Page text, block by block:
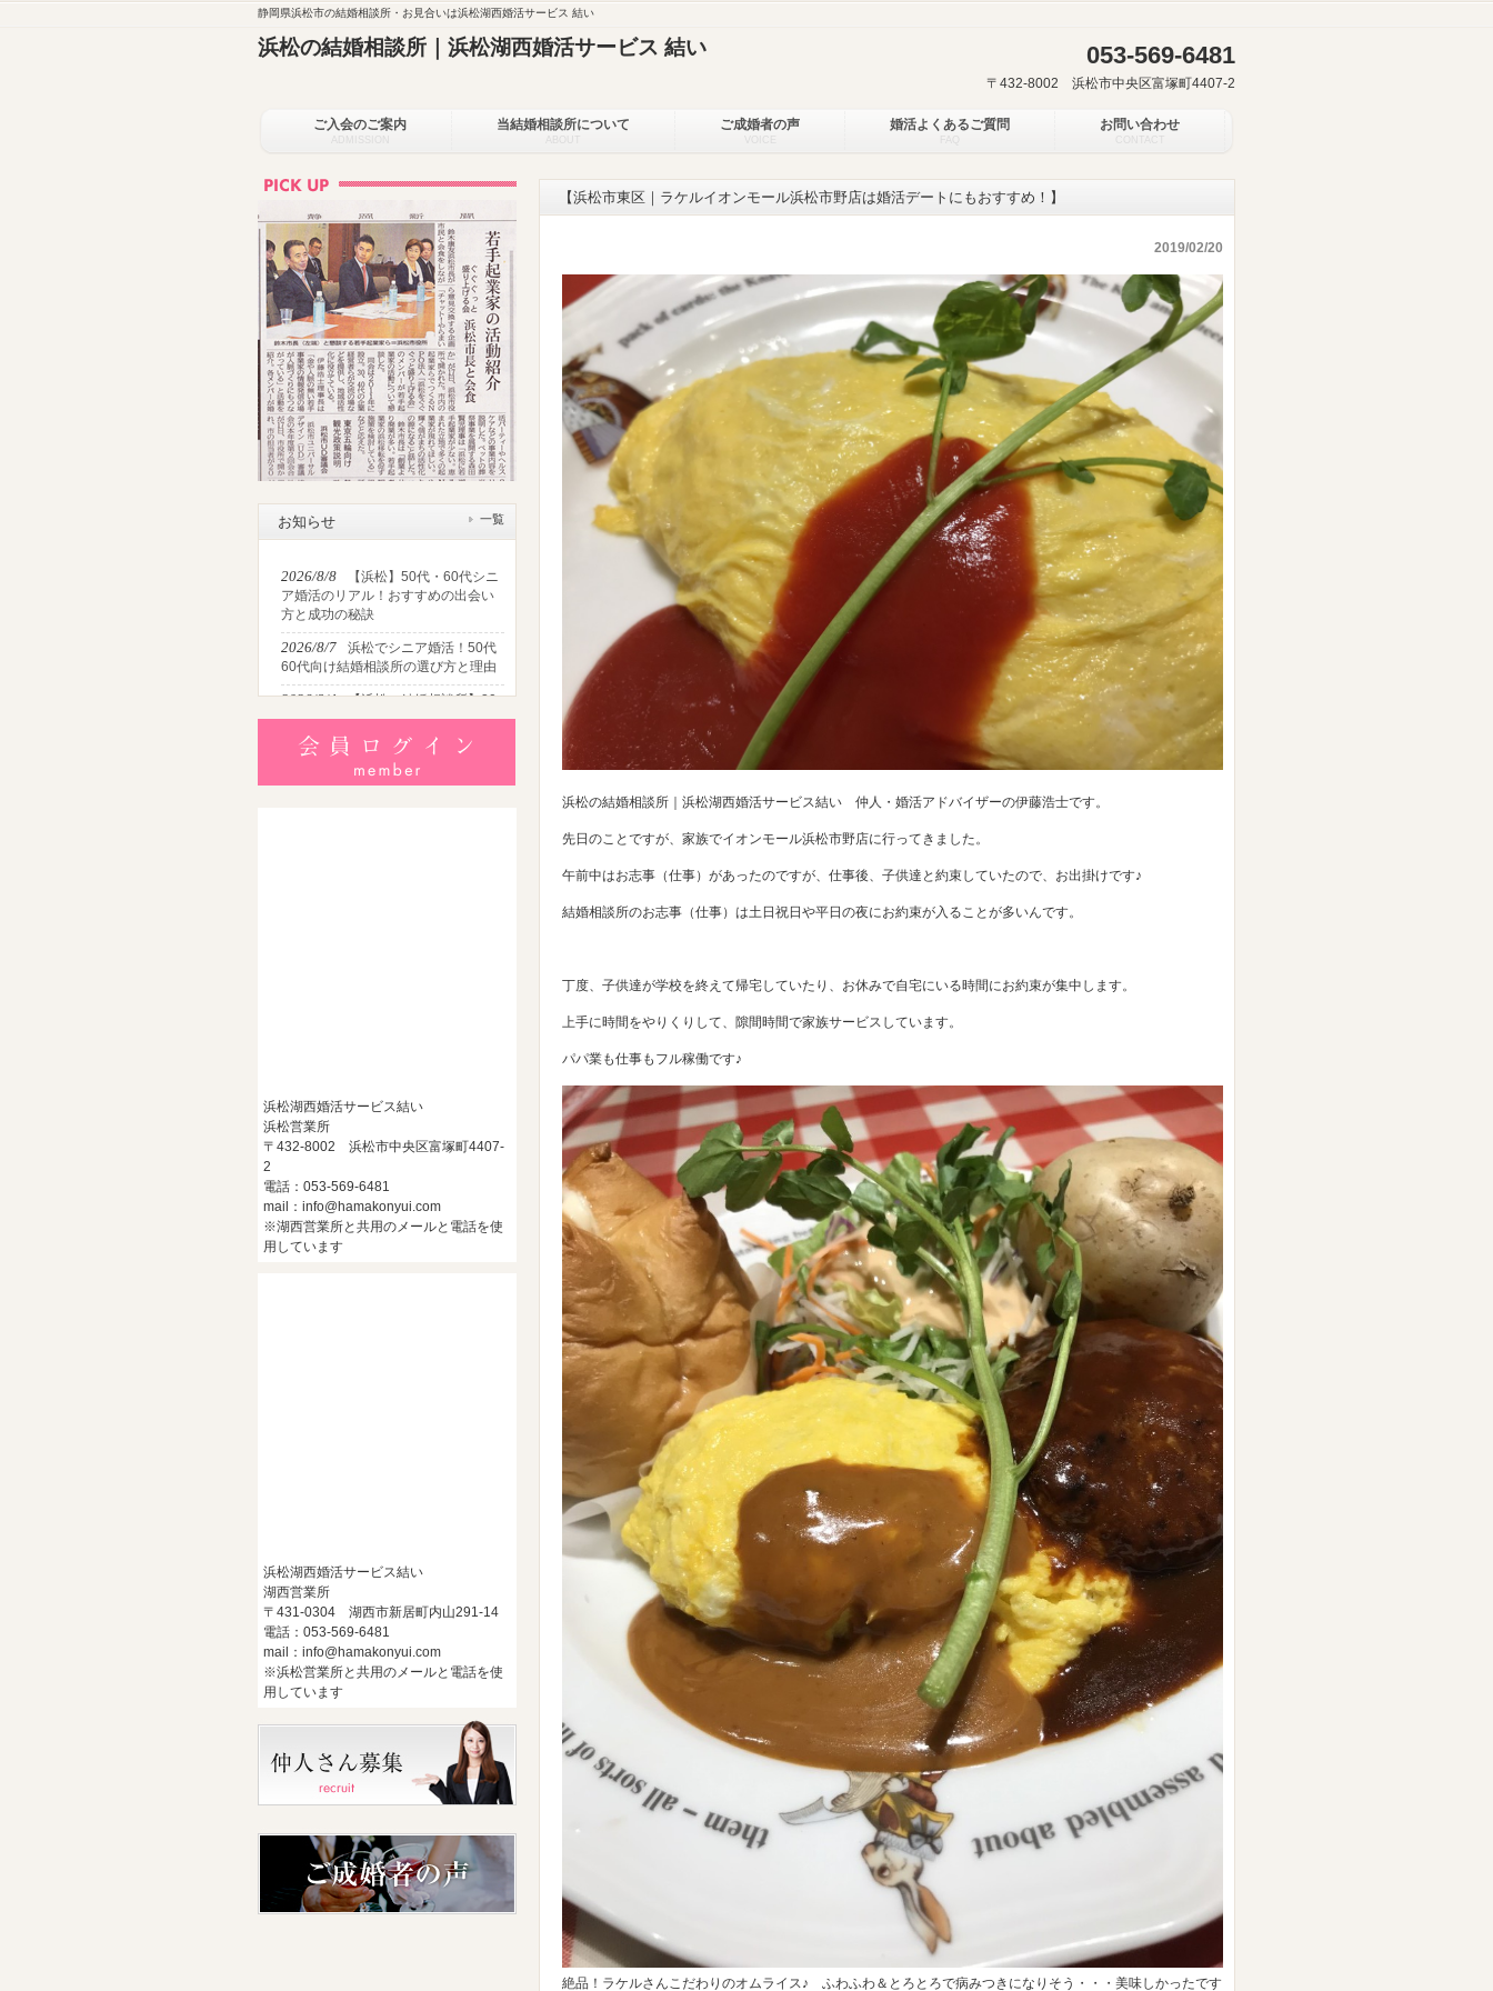
静岡県浜松市の結婚相談所・お見合いは浜松湖西婚活サービス 結い
浜松の結婚相談所｜浜松湖西婚活サービス 結い 053-569-6481
〒432-8002 浜松市中央区富塚町4407-2
ご入会のご案内 当結婚相談所について ご成婚者の声 婚活よくあるご質問 お問い合わせ
【浜松市東区｜ラケルイオンモール浜松市野店は婚活デートにもおすすめ！】
2019/02/20
浜松の結婚相談所｜浜松湖西婚活サービス結い 仲人・婚活アドバイザーの伊藤浩士です。
先日のことですが、家族でイオンモール浜松市野店に行ってきました。
午前中はお志事（仕事）があったのですが、仕事後、子供達と約束していたので、お出掛けです♪
結婚相談所のお志事（仕事）は土日祝日や平日の夜にお約束が入ることが多いんです。
丁度、子供達が学校を終えて帰宅していたり、お休みで自宅にいる時間にお約束が集中します。
上手に時間をやりくりして、隙間時間で家族サービスしています。
パパ業も仕事もフル稼働です♪
絶品！ラケルさんこだわりのオムライス♪ ふわふわ＆とろとろで病みつきになりそう・・・美味しかったです
お知らせ 一覧
2026/8/8
【浜松】50代・60代シニ
ア婚活のリアル！おすすめの出会い
方と成功の秘訣
2026/8/7
浜松でシニア婚活！50代
60代向け結婚相談所の選び方と理由
2026/8/4
【浜松の結婚相談所】30
代女性がアプリ婚活から大逆転して
結婚する方法
【2026最新】猛暑でも成
婚！夏の婚活おすすめイベント＆涼
浜松湖西婚活サービス結い
浜松営業所
〒432-8002 浜松市中央区富塚町4407-
2
電話：053-569-6481
mail：info@hamakonyui.com
※湖西営業所と共用のメールと電話を使
用しています
浜松湖西婚活サービス結い
湖西営業所
〒431-0304 湖西市新居町内山291-14
電話：053-569-6481
mail：info@hamakonyui.com
※浜松営業所と共用のメールと電話を使
用しています